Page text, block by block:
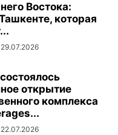
Востока:
которая
29.07.2026
открытие
комплекса
22.07.2026